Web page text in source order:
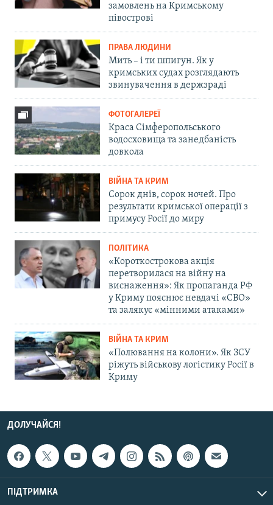
замовлень на Кримському
півострові
ПРАВА ЛЮДИНИ
Мить – і ти шпигун. Як у
кримських судах розглядають
звинувачення в держзраді
ФОТОГАЛЕРЕЇ
Краса Сімферопольського
водосховища та занедбаність
довкола
ВІЙНА ТА КРИМ
Сорок днів, сорок ночей. Про
результати кримської операції з
примусу Росії до миру
ПОЛІТИКА
«Короткострокова акція
перетворилася на війну на
виснаження»: Як пропаганда РФ
у Криму пояснює невдачі «СВО»
та залякує «мінними атаками»
ВІЙНА ТА КРИМ
«Полювання на колони». Як ЗСУ
ріжуть військову логістику Росії в
Криму
ДОЛУЧАЙСЯ!
ПІДТРИМКА